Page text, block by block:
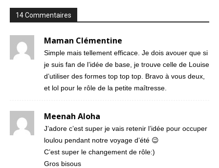
14 Commentaires
Maman Clémentine
Simple mais tellement efficace. Je dois avouer que si
je suis fan de l’idée de base, je trouve celle de Louise
d’utiliser des formes top top top. Bravo à vous deux,
et lol pour le rôle de la petite maîtresse.
Meenah Aloha
J’adore c’est super je vais retenir l’idée pour occuper
loulou pendant notre voyage d’été 😉
C’est super le changement de rôle:)
Gros bisous